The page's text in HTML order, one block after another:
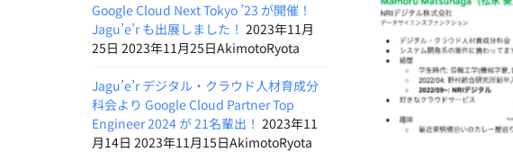
Google Cloud Next Tokyo ’23 が開催！
Jagu’e’r も出展しました！ 2023年11月
25日 2023年11月25日AkimotoRyota
Jagu’e’r デジタル・クラウド人材育成分
科会より Google Cloud Partner Top
Engineer 2024 が 21名輩出！ 2023年11
月14日 2023年11月15日AkimotoRyota